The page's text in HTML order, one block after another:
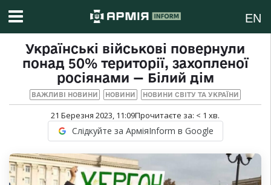
EN
Українські військові повернули
понад 50% території, захопленої
росіянами — Білий дім
ВАЖЛИВІ НОВИНИ НОВИНИ НОВИНИ СВІТУ ТА УКРАЇНИ
21 Березня 2023, 11:09Прочитаєте за: < 1 хв.
Слідкуйте за АрміяInform в Google